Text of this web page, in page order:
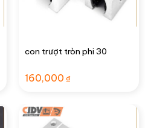
con trượt tròn phi 30
160,000 ₫